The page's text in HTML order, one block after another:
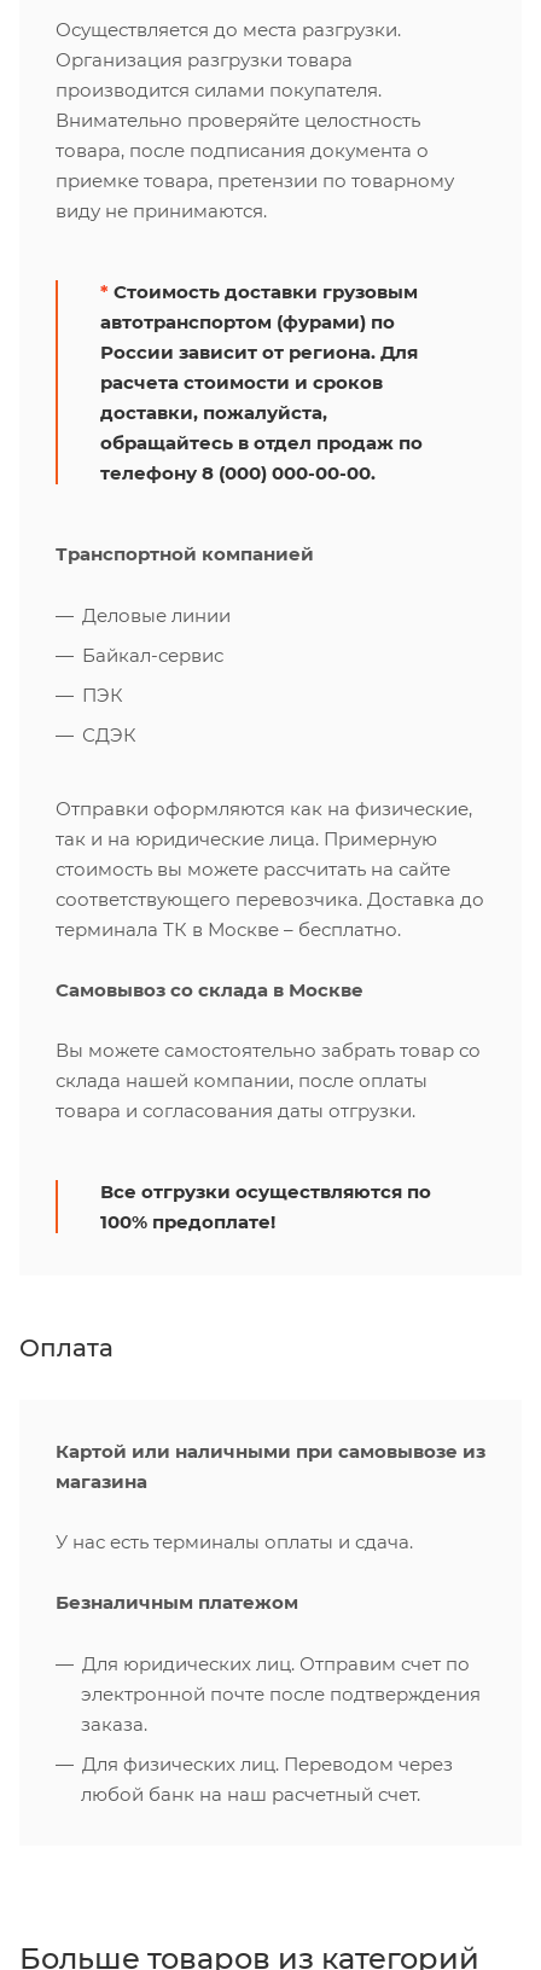
Осуществляется до места разгрузки.
Организация разгрузки товара
производится силами покупателя.
Внимательно проверяйте целостность
товара, после подписания документа о
приемке товара, претензии по товарному
виду не принимаются.
* Стоимость доставки грузовым
автотранспортом (фурами) по
России зависит от региона. Для
расчета стоимости и сроков
доставки, пожалуйста,
обращайтесь в отдел продаж по
телефону 8 (000) 000-00-00.
Транспортной компанией
Деловые линии
Байкал-сервис
ПЭК
СДЭК
Отправки оформляются как на физические,
так и на юридические лица. Примерную
стоимость вы можете рассчитать на сайте
соответствующего перевозчика. Доставка до
терминала ТК в Москве – бесплатно.
Самовывоз со склада в Москве
Вы можете самостоятельно забрать товар со
склада нашей компании, после оплаты
товара и согласования даты отгрузки.
Все отгрузки осуществляются по
100% предоплате!
Оплата
Картой или наличными при самовывозе из
магазина
У нас есть терминалы оплаты и сдача.
Безналичным платежом
Для юридических лиц. Отправим счет по
электронной почте после подтверждения
заказа.
Для физических лиц. Переводом через
любой банк на наш расчетный счет.
Больше товаров из категорий